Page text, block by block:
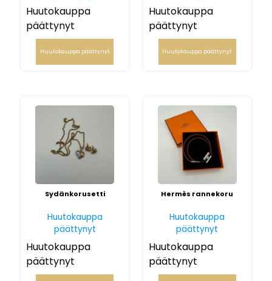
Huutokauppa
päättynyt
Huutokauppa päättynyt
Huutokauppa
päättynyt
Huutokauppa päättynyt
Sydänkorusetti
Huutokauppa
päättynyt
Huutokauppa
päättynyt
Hermès rannekoru
Huutokauppa
päättynyt
Huutokauppa
päättynyt